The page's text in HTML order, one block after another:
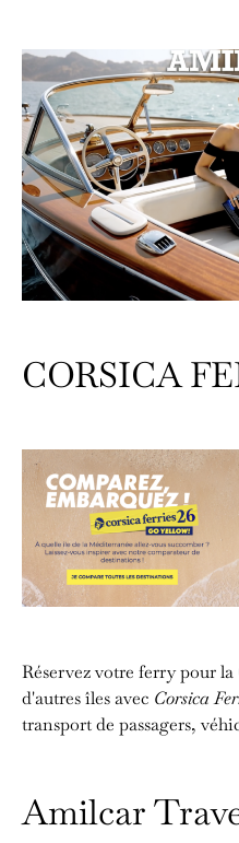
CORSICA
Réservez votre ferry pour
d'autres îles avec Corsica
transport de passagers,
Amilcar